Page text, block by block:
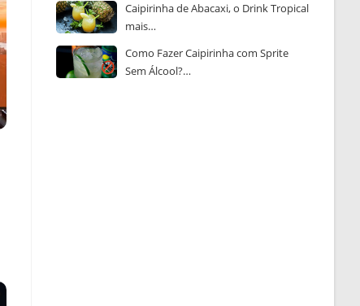
Caipirinha de Abacaxi, o Drink Tropical
mais…
Como Fazer Caipirinha com Sprite
Sem Álcool?…